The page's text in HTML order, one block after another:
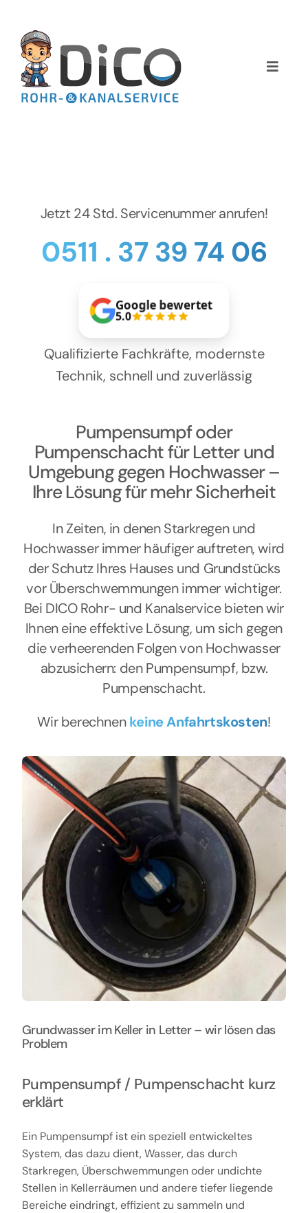
springen
Toggle
Home
Kontakt
Jetzt 24 Std. Servicenummer anrufen!
0511 . 37 39 74 06
Google bewertet
5.0
Qualifizierte Fachkräfte, modernste
Technik, schnell und zuverlässig
Pumpensumpf oder
Pumpenschacht für Letter und
Umgebung gegen Hochwasser –
Ihre Lösung für mehr Sicherheit
In Zeiten, in denen Starkregen und
Hochwasser immer häufiger auftreten, wird
der Schutz Ihres Hauses und Grundstücks
vor Überschwemmungen immer wichtiger.
Bei DICO Rohr- und Kanalservice bieten wir
Ihnen eine effektive Lösung, um sich gegen
die verheerenden Folgen von Hochwasser
abzusichern: den Pumpensumpf, bzw.
Pumpenschacht.
Wir berechnenkeine Anfahrtskosten!
Grundwasser im Keller in Letter – wir lösen das
Problem
Pumpensumpf / Pumpenschacht kurz
erklärt
Ein Pumpensumpf ist ein speziell entwickeltes
System, das dazu dient, Wasser, das durch
Starkregen, Überschwemmungen oder undichte
Stellen in Kellerräumen und andere tiefer liegende
Bereiche eindringt, effizient zu sammeln und